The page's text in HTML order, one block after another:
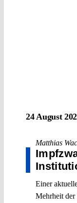
24 August
Matthias
Einer
Mehrheit der